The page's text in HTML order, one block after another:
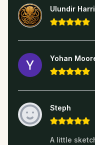
Ulundir
Yohan
Steph
A little